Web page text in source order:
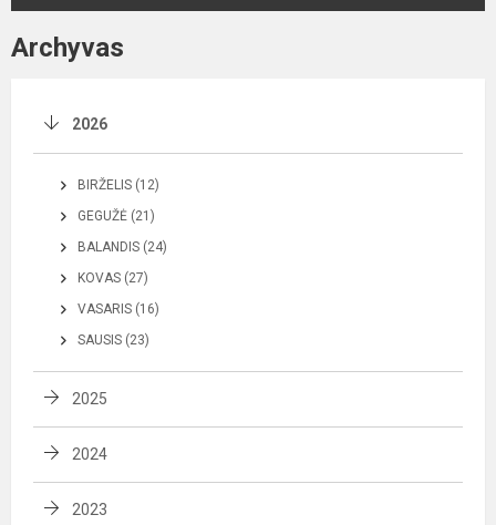
Archyvas
2026
BIRŽELIS (12)
GEGUŽĖ (21)
BALANDIS (24)
KOVAS (27)
VASARIS (16)
SAUSIS (23)
2025
2024
2023